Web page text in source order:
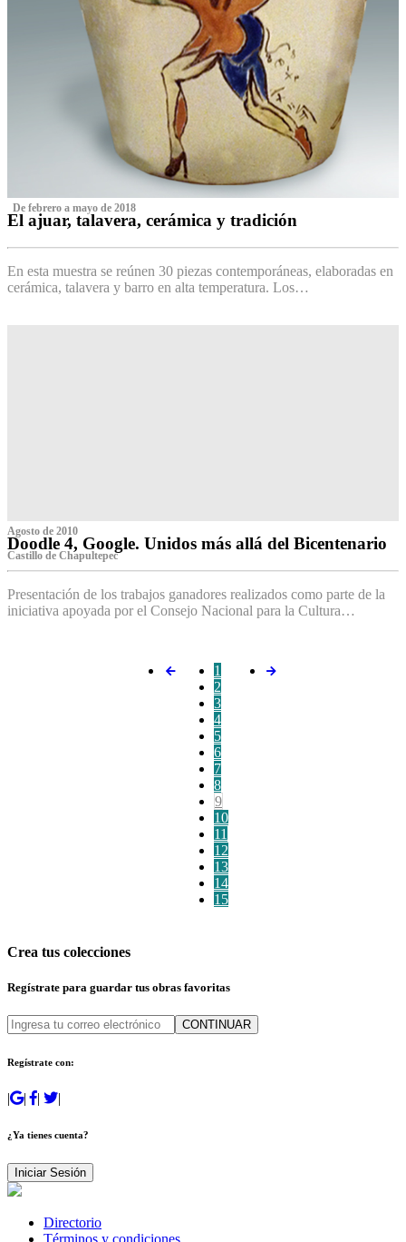
‌ De febrero a mayo de 2018
El ajuar, talavera, cerámica y tradición
En esta muestra se reúnen 30 piezas contemporáneas, elaboradas en
cerámica, talavera y barro en alta temperatura. Los…
Agosto de 2010
Doodle 4, Google. Unidos más allá del Bicentenario
Castillo de Chapultepec
Presentación de los trabajos ganadores realizados como parte de la
iniciativa apoyada por el Consejo Nacional para la Cultura…
1
2
3
4
5
6
7
8
9
10
11
12
13
14
15
Crea tus colecciones
Regístrate para guardar tus obras favoritas
CONTINUAR
Regístrate con:
| | | |
¿Ya tienes cuenta?
Iniciar Sesión
Directorio
Términos y condiciones